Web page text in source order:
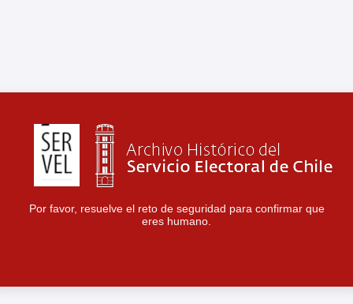
Por favor, resuelve el reto de seguridad para confirmar que
eres humano.